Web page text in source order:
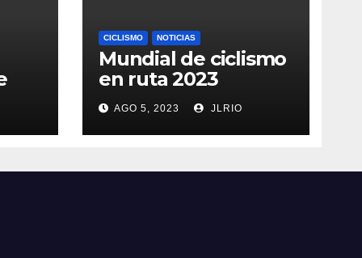
CICLISMO NOTICIAS
Mundial de ciclismo
en ruta 2023
AGO 5, 2023 JLRIO